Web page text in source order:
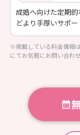
成婚へ向けた定期
どより手厚いサポー
※掲載している料金情報
にてお気軽にお問い合わ